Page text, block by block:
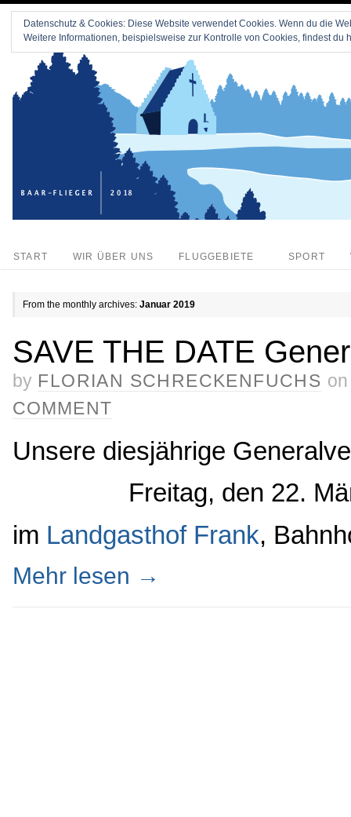
START WIR ÜBER UNS FLUGGEBIETE SPORT
From the monthly archives: Januar 2019
SAVE THE DATE
by FLORIAN SCHRECKENFUCHS on
COMMENT
Unsere diesjährige
Freitag, den 22.
im Landgasthof Frank,
Mehr lesen →
Datenschutz & Cookies: Diese Website verwendet Cookies. Wenn du die
Weitere Informationen, beispielsweise zur Kontrolle von Cookies, findest du